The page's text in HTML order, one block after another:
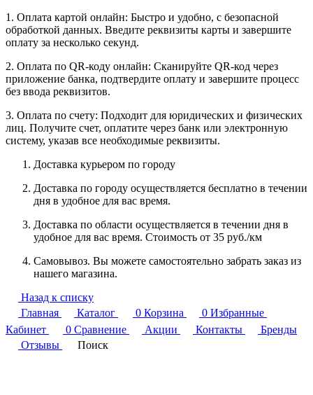
1. Оплата картой онлайн: Быстро и удобно, с безопасной
обработкой данных. Введите реквизиты карты и завершите
оплату за несколько секунд.
2. Оплата по QR-коду онлайн: Сканируйте QR-код через
приложение банка, подтвердите оплату и завершите процесс
без ввода реквизитов.
3. Оплата по счету: Подходит для юридических и физических
лиц. Получите счет, оплатите через банк или электронную
систему, указав все необходимые реквизиты.
Доставка курьером по городу
Доставка по городу осуществляется бесплатно в течении
дня в удобное для вас время.
Доставка по области осуществляется в течении дня в
удобное для вас время. Стоимость от 35 руб./км
Самовывоз. Вы можете самостоятельно забрать заказ из
нашего магазина.
Назад к списку
Главная
Каталог 0 Корзина 0 Избранные
Кабинет
0 Сравнение Акции Контакты
Бренды
Отзывы
Поиск